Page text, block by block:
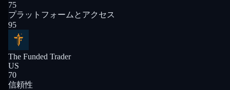
75
プラットフォームとアクセス
95
The Funded Trader
US
70
信頼性